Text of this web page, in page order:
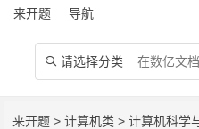
来开题 导航
 请选择分类
来开题 >计算机类 >计算机科学